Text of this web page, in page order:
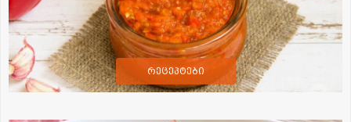
რეცეპტები